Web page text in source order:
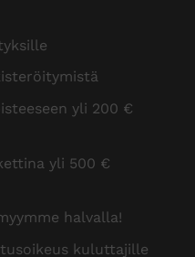
yli 200 €
yli 500 €
halvalla!
kuluttajille